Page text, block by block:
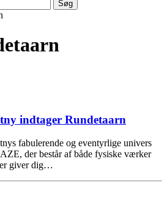
indtager Rundetaarn
fabulerende og eventyrlige univers
der består af både fysiske værker
giver dig…